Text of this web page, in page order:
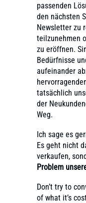
passenden
den nächsten
Newsletter zu
teilzunehmen
zu eröffnen.
Bedürfnisse
aufeinander
tatsächlich
der
Weg.
Ich sage es
Es geht nicht
verkaufen,
Problem
Don’t try to
of what it’s